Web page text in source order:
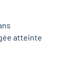
atteinte